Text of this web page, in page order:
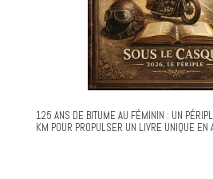
125 ANS DE BITUME AU FÉMININ : UN
KM POUR PROPULSER UN LIVRE UNIQUE EN